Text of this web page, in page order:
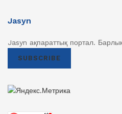
Jasyn
Jasyn ақпараттық портал.
SUBSCRIBE